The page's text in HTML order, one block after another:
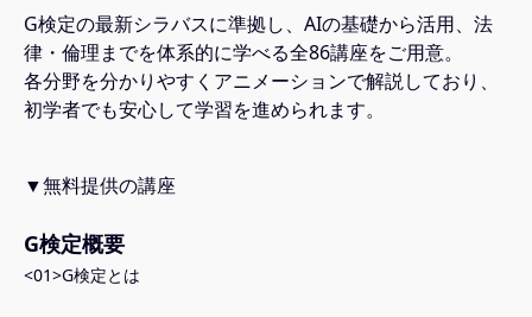
G検定の最新シラバスに準拠し、AIの基礎から活用、法
律・倫理までを体系的に学べる全86講座をご用意。
各分野を分かりやすくアニメーションで解説しており、
初学者でも安心して学習を進められます。
▼無料提供の講座
G検定概要
<01>G検定とは